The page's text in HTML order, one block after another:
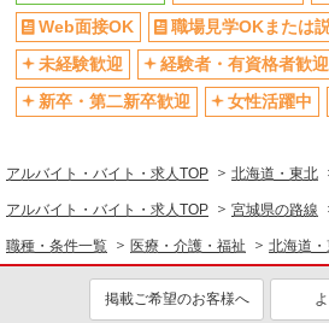
派遣社員
株式会社kotrio /●SD-H-1788186
【多賀城市】障がい
要、面接なしで即勤
時給1450円〜
多賀城市◎車通勤OK
キープ
（株）ウィルオブ・ワークCW 仙台支店/
Web面接OK
職場見学OKまたは
未経験歓迎
経験者・有資格者歓迎
新卒・第二新卒歓迎
女性活躍中
アルバイト・バイト・求人TOP 北海道・東北
アルバイト・バイト・求人TOP 宮城県の路線
職種・条件一覧 医療・介護・福祉 北海道
掲載ご希望のお客様へ